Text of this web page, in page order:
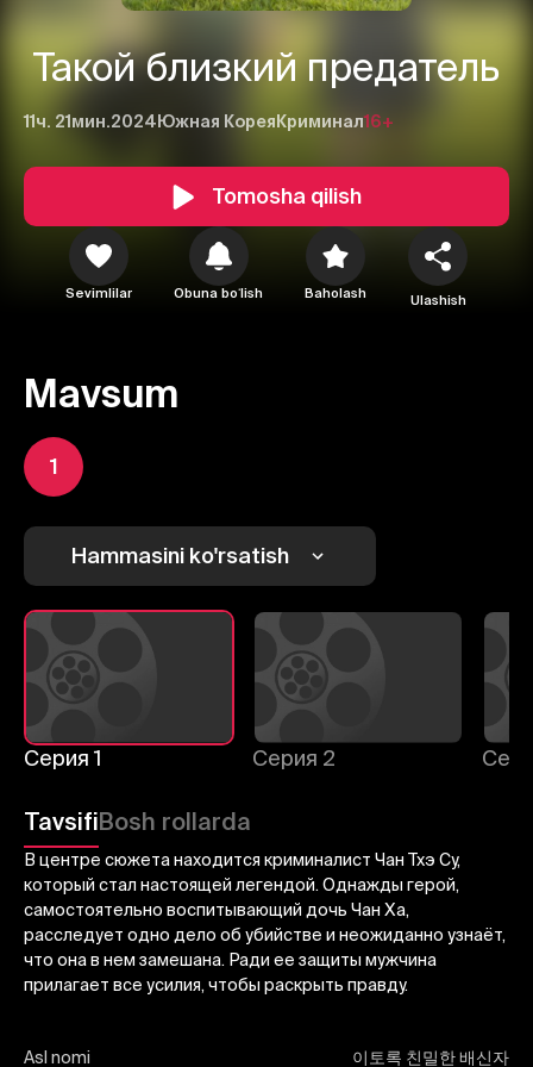
Такой близкий предатель
11ч. 21мин.2024 Южная Корея Криминал16+
Tomosha qilish
Sevimlilar Obuna boʻlish Baholash Ulashish
Mavsum
1
Hammasini ko'rsatish
Серия 1 Серия 2
TavsifiBosh rollarda
В центре сюжета находится криминалист Чан Тхэ Су,
который стал настоящей легендой. Однажды герой,
самостоятельно воспитывающий дочь Чан Ха,
расследует одно дело об убийстве и неожиданно узнаёт,
что она в нем замешана. Ради ее защиты мужчина
прилагает все усилия, чтобы раскрыть правду.
Asl nomi 이토록 친밀한 배신자
1 2
Yuborish
Bekor qilish Tizimga kirish